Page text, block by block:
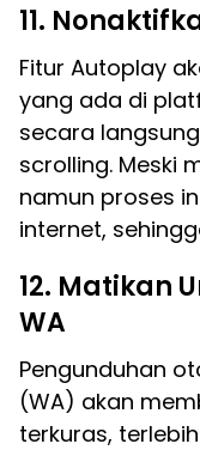
11.
Fitur Autoplay
yang ada di
secara
scrolling. Meski
namun proses
internet,
12. Matikan
WA
Pengunduhan
(WA) akan
terkuras,